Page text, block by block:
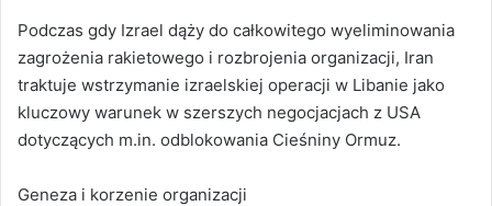
Podczas gdy Izrael dąży do całkowitego wyeliminowania
zagrożenia rakietowego i rozbrojenia organizacji, Iran
traktuje wstrzymanie izraelskiej operacji w Libanie jako
kluczowy warunek w szerszych negocjacjach z USA
dotyczących m.in. odblokowania Cieśniny Ormuz.
Geneza i korzenie organizacji